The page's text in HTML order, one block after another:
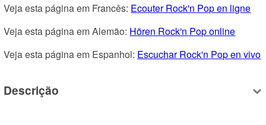
Veja esta página em Francês: Ecouter Rock'n Pop en ligne
Veja esta página em Alemão: Hören Rock'n Pop online
Veja esta página em Espanhol: Escuchar Rock'n Pop en vivo
Descrição